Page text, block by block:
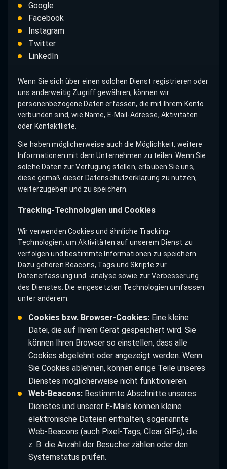
Google
Facebook
Instagram
Twitter
LinkedIn
Wenn Sie sich über einen solchen Dienst registrieren oder
uns anderweitig Zugriff gewähren, können wir
personenbezogene Daten erfassen, die mit Ihrem Konto
verbunden sind, wie Name, E-Mail-Adresse, Aktivitäten
oder Kontaktliste.
Sie haben möglicherweise auch die Möglichkeit, weitere
Informationen mit dem Unternehmen zu teilen. Wenn Sie
solche Daten zur Verfügung stellen, erlauben Sie uns,
diese gemäß dieser Datenschutzerklärung zu nutzen,
weiterzugeben und zu speichern.
Tracking-Technologien und Cookies
Wir verwenden Cookies und ähnliche Tracking-
Technologien, um Aktivitäten auf unserem Dienst zu
verfolgen und bestimmte Informationen zu speichern.
Dazu gehören Beacons, Tags und Skripte zur
Datenerfassung und -analyse sowie zur Verbesserung
des Dienstes. Die eingesetzten Technologien umfassen
unter anderem:
Cookies bzw. Browser-Cookies:Eine kleine
Datei, die auf Ihrem Gerät gespeichert wird. Sie
können Ihren Browser so einstellen, dass alle
Cookies abgelehnt oder angezeigt werden. Wenn
Sie Cookies ablehnen, können einige Teile unseres
Dienstes möglicherweise nicht funktionieren.
Web-Beacons:Bestimmte Abschnitte unseres
Dienstes und unserer E-Mails können kleine
elektronische Dateien enthalten, sogenannte
Web-Beacons (auch Pixel-Tags, Clear GIFs), die
z. B. die Anzahl der Besucher zählen oder den
Systemstatus prüfen.